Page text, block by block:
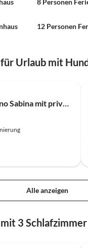
12 Personen
Urlaub mit
Villa in Magliano Sabina mit privatem Pool
Alle anzeigen
3 Schlafzimmer